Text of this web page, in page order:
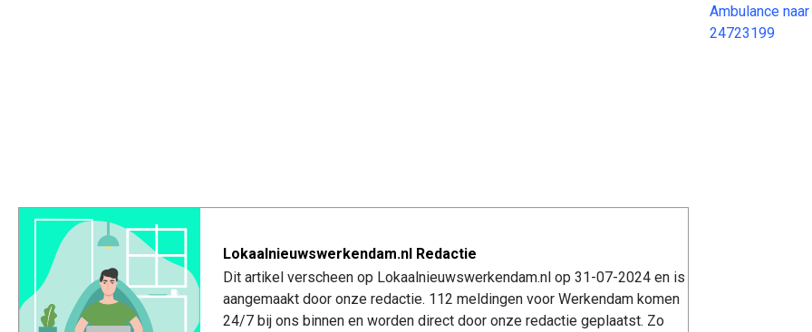
Ambulance
24723199
Lokaalnieuwswerkendam.nl Redactie
Dit artikel verscheen op Lokaalnieuwswerkendam.nl op 31-07-2024 en is
aangemaakt door onze redactie. 112 meldingen voor Werkendam komen
24/7 bij ons binnen en worden direct door onze redactie geplaatst. Zo